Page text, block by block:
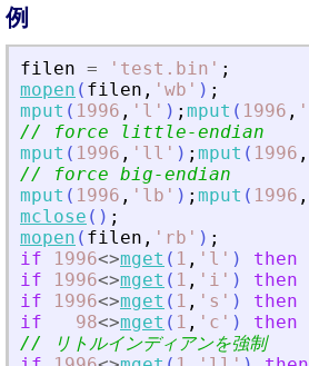
例
filen = ' test.bin ' ;
mopen ( filen , ' wb ' ) ;
mput ( 1996 , ' l ' ) ; mput ( 1996 , '
// force little-endian
mput ( 1996 , ' ll ' ) ; mput ( 1996 ,
// force big-endian
mput ( 1996 , ' lb ' ) ; mput ( 1996 ,
mclose ( ) ;
mopen ( filen , ' rb ' ) ;
if
1996<>mget ( 1 , ' l ' ) then
if
1996<>mget ( 1 , ' i ' ) then
if
1996<>mget ( 1 , ' s ' ) then
if
98<>mget ( 1 , ' c ' ) then
// リトルインディアンを強制